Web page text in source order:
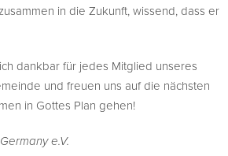
in die Zukunft, wissend, dass er
dankbar für jedes Mitglied unseres
und freuen uns auf die nächsten
in Gottes Plan gehen!
e.V.